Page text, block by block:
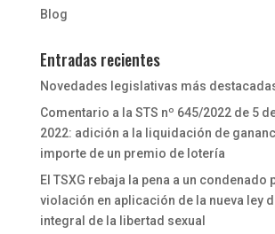
Blog
Entradas recientes
Novedades legislativas más
Comentario a la STS nº 645/2022 de 5
2022: adición a la liquidación de
importe de un premio de lotería
El TSXG rebaja la pena a un condenado
violación en aplicación de la nueva ley
integral de la libertad sexual